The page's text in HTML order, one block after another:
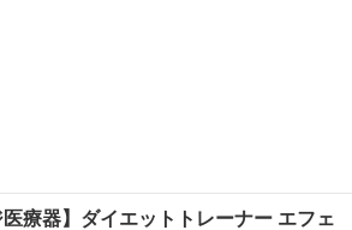
医療器】ダイエットトレーナー エフェ